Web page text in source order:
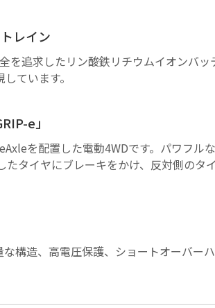
レイン
追求したリン酸鉄リチウムイオンバ
ています。
e」
を配置した電動4WDです。パワフ
タイヤにブレーキをかけ、反対側のタ
構造、高電圧保護、ショートオーバー